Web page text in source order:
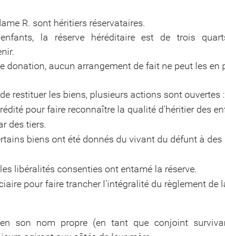
R. sont héritiers réservataires.
la réserve héréditaire est de trois
donation, aucun arrangement de fait ne peut les en
restituer les biens, plusieurs actions sont ouvertes :
pour faire reconnaître la qualité d'héritier des
des tiers.
biens ont été donnés du vivant du défunt à
libéralités consenties ont entamé la réserve.
pour faire trancher l'intégralité du règlement de
son nom propre (en tant que conjoint